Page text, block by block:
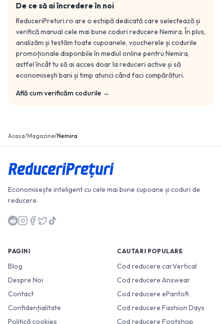
De ce să ai încredere în noi
ReduceriPreturi.ro are o echipă dedicată care selectează și
verifică manual cele mai bune coduri reducere Nemira. În plus,
analizăm și testăm toate cupoanele, voucherele și codurile
promoționale disponbile în mediul online pentru Nemira,
astfel încât tu să ai acces doar la reduceri active și să
economisești bani și timp atunci când faci cumpărături.
Află cum verificăm codurile →
Acasa/Magazine/Nemira
Economisește inteligent cu cele mai bune cupoane și coduri de
reducere.
PAGINI
Blog
Despre Noi
Contact
Confidențialitate
Politică cookies
CAUTARI POPULARE
Cod reducere carVertical
Cod reducere Answear
Cod reducere ePantofi
Cod reducere Fashion Days
Cod reducere Footshop